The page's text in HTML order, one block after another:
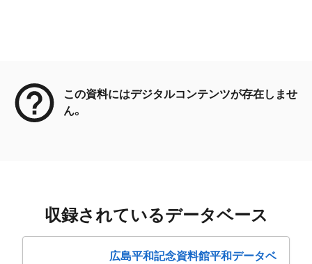
この資料にはデジタルコンテンツが存在しませ
ん。
収録されているデータベース
広島平和記念資料館平和データベ